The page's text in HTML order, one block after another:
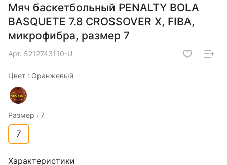
Мяч баскетбольный PENALTY BOLA
BASQUETE 7.8 CROSSOVER X, FIBA,
микрофибра, размер 7
Арт. 5212743110-U
Цвет : Оранжевый
Размер : 7
7
Характеристики